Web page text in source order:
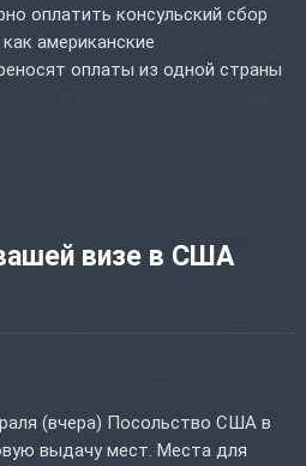
оплатить консульский сбор
американские
оплаты из одной страны
визе в США
(вчера) Посольство США в
выдачу мест. Места для